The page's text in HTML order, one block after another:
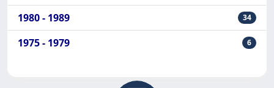
1980 - 1989 34
1975 - 1979 6